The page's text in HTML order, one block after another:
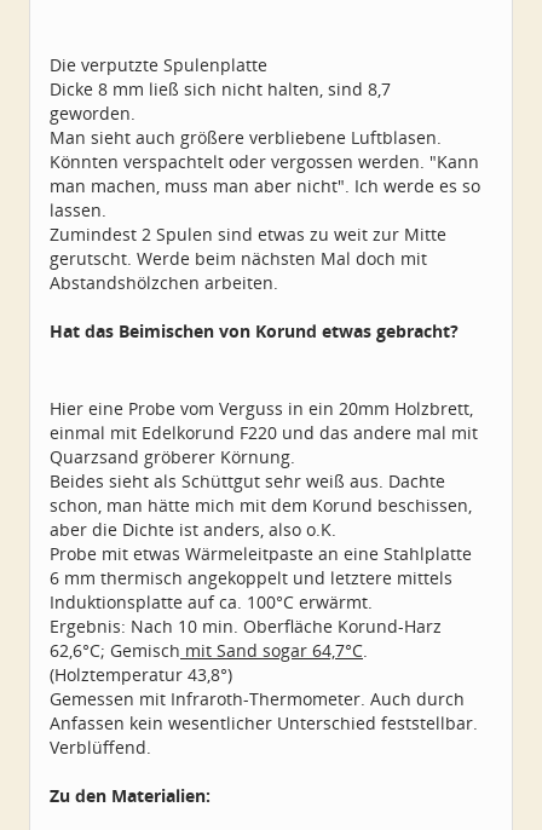
Die verputzte Spulenplatte
Dicke 8 mm ließ sich nicht halten, sind 8,7
geworden.
Man sieht auch größere verbliebene Luftblasen.
Könnten verspachtelt oder vergossen werden. "Kann
man machen, muss man aber nicht". Ich werde es so
lassen.
Zumindest 2 Spulen sind etwas zu weit zur Mitte
gerutscht. Werde beim nächsten Mal doch mit
Abstandshölzchen arbeiten.
Hat das Beimischen von Korund etwas gebracht?
Hier eine Probe vom Verguss in ein 20mm Holzbrett,
einmal mit Edelkorund F220 und das andere mal mit
Quarzsand gröberer Körnung.
Beides sieht als Schüttgut sehr weiß aus. Dachte
schon, man hätte mich mit dem Korund beschissen,
aber die Dichte ist anders, also o.K.
Probe mit etwas Wärmeleitpaste an eine Stahlplatte
6 mm thermisch angekoppelt und letztere mittels
Induktionsplatte auf ca. 100°C erwärmt.
Ergebnis: Nach 10 min. Oberfläche Korund-Harz
62,6°C; Gemisch mit Sand sogar 64,7°C
(Holztemperatur 43,8°)
Gemessen mit Infraroth-Thermometer. Auch durch
Anfassen kein wesentlicher Unterschied feststellbar.
Verblüffend.
Zu den Materialien: